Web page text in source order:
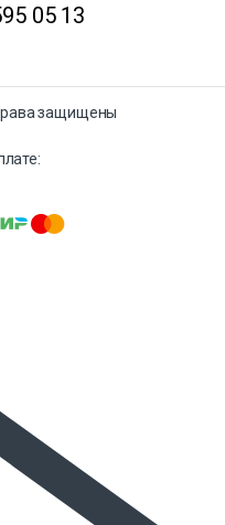
05 13
защищены